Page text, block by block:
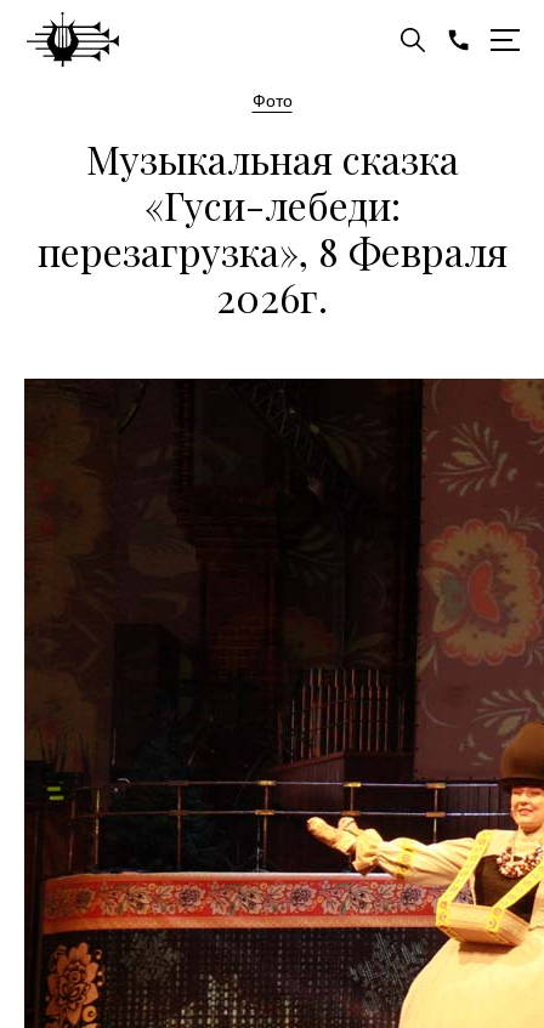
Фото
Музыкальная сказка
«Гуси-лебеди:
перезагрузка», 8 Февраля
2026г.